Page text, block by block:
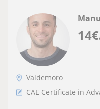
14€
Valdemoro
CAE Certificate in